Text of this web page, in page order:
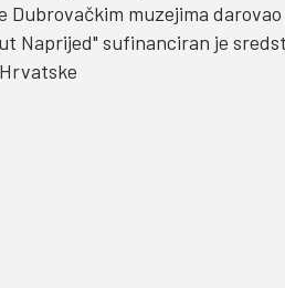
Dubrovačkim muzejima
Naprijed" sufinanciran je